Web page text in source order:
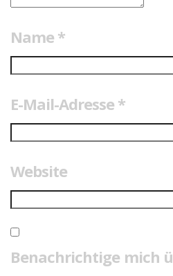
Name *
E-Mail-Adresse *
Website
Benachrichtige mich